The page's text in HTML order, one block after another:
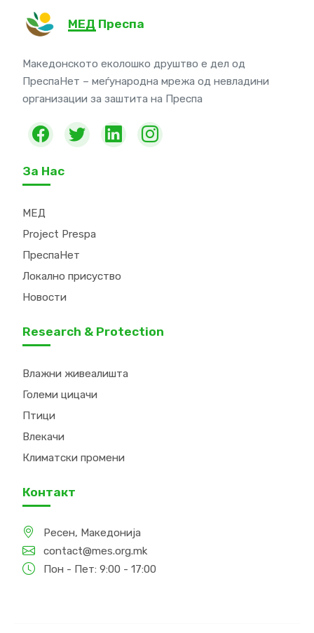
МЕД Преспа
Македонското еколошко друштво е дел од
ПреспаНет – меѓународна мрежа од невладини
организации за заштита на Преспа
За Нас
МЕД
Project Prespa
ПреспаНет
Локално присуство
Новости
Research & Protection
Влажни живеалишта
Големи цицачи
Птици
Влекачи
Климатски промени
Контакт
Ресен, Македонија
contact@mes.org.mk
Пон - Пет: 9:00 - 17:00